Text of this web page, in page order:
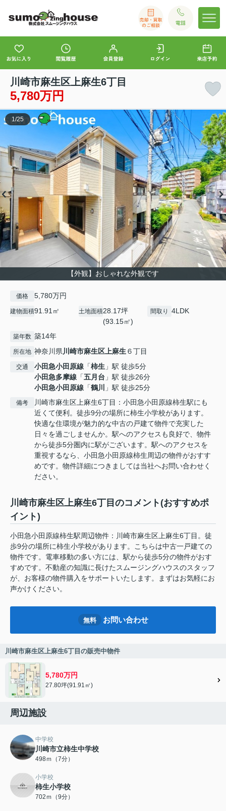
川崎市麻生区上麻生6丁目
5,780万円
【外観】おしゃれな外観です
1/25
価格 5,780万円
建物面積91.91㎡ 土地面積28.17坪
(93.15㎡)
間取り 4LDK
築年数 築14年
所在地 神奈川県川崎市麻生区 上麻生 ６丁目
交通 小田急小田原線 「柿生 」駅 徒歩5分
小田急多摩線 「五月台 」駅 徒歩26分
小田急小田原線 「鶴川 」駅 徒歩25分
備考
川崎市麻生区上麻生6丁目：小田急小田原線柿生駅にも
近くて便利。徒歩9分の場所に柿生小学校があります。
快適な住環境が魅力的な中古の戸建て物件で充実した
日々を過ごしませんか。駅へのアクセスも良好で、物件
から徒歩5分圏内に駅がございます。駅へのアクセスを
重視するなら、小田急小田原線柿生周辺の物件がおすす
めです。物件詳細につきましては当社へお問い合わせく
ださい。
川崎市麻生区上麻生6丁目のコメント(おすすめポ
イント)
小田急小田原線柿生駅周辺物件：川崎市麻生区上麻生6丁目。徒
歩9分の場所に柿生小学校があります。こちらは中古一戸建ての
物件です。電車移動の多い方には、駅から徒歩5分の物件がおす
すめです。不動産の知識に長けたスムージングハウスのスタッフ
が、お客様の物件購入をサポートいたします。まずはお気軽にお
声かけください。
無料 お問い合わせ
川崎市麻生区上麻生6丁目の販売中物件
5,780万円
27.80坪(91.91㎡)
周辺施設
中学校
川崎市立柿生中学校
498ｍ（7分）
小学校
柿生小学校
702ｍ（9分）